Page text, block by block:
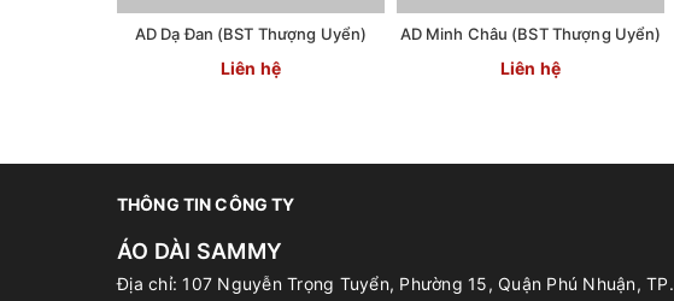
AD Dạ Đan (BST Thượng Uyển)
Liên hệ
AD Minh Châu (BST Thượng Uyển)
Liên hệ
THÔNG TIN CÔNG TY
ÁO DÀI SAMMY
Địa chỉ: 107 Nguyễn Trọng Tuyển, Phường 15, Quận Phú Nhuận, TP.